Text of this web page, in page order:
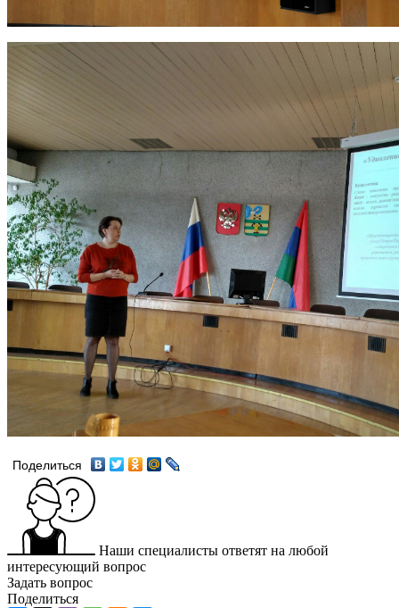
Поделиться
Наши специалисты ответят на любой
интересующий вопрос
Задать вопрос
Поделиться